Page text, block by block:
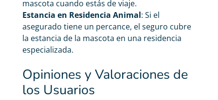
mascota cuando estás de viaje.
Estancia en Residencia Animal: Si el
asegurado tiene un percance, el seguro cubre
la estancia de la mascota en una residencia
especializada.
Opiniones y Valoraciones de
los Usuarios